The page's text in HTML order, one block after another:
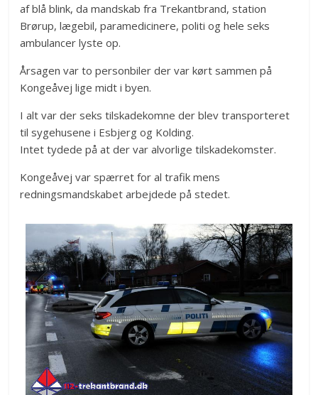
af blå blink, da mandskab fra Trekantbrand, station
Brørup, lægebil, paramedicinere, politi og hele seks
ambulancer lyste op.
Årsagen var to personbiler der var kørt sammen på
Kongeåvej lige midt i byen.
I alt var der seks tilskadekomne der blev transporteret
til sygehusene i Esbjerg og Kolding.
Intet tydede på at der var alvorlige tilskadekomster.
Kongeåvej var spærret for al trafik mens
redningsmandskabet arbejdede på stedet.